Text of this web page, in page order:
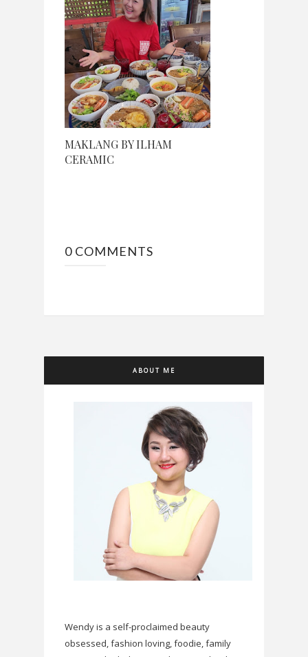
MAKLANG BY ILHAM
CERAMIC
0 COMMENTS
ABOUT ME
Wendy is a self-proclaimed beauty
obsessed, fashion loving, foodie, family